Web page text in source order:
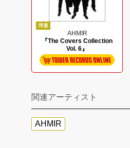
洋楽
AHMIR
『The Covers Collection
Vol. 6』
関連アーティスト
AHMIR